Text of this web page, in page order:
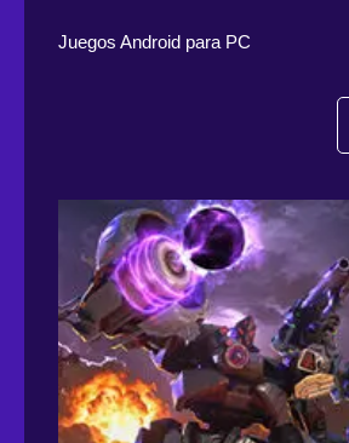
Juegos Android para PC